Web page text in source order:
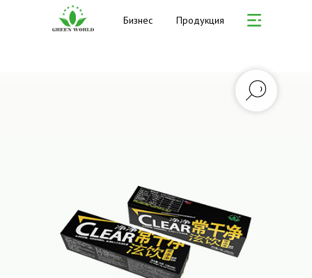
Бизнес Продукция